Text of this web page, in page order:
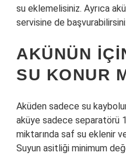
su eklemelisiniz. Ayrıca
servisine de
AKÜNÜN
SU KONUR
Aküden sadece su
aküye sadece separatörü
miktarında saf su eklenir
Suyun asitliği minimum